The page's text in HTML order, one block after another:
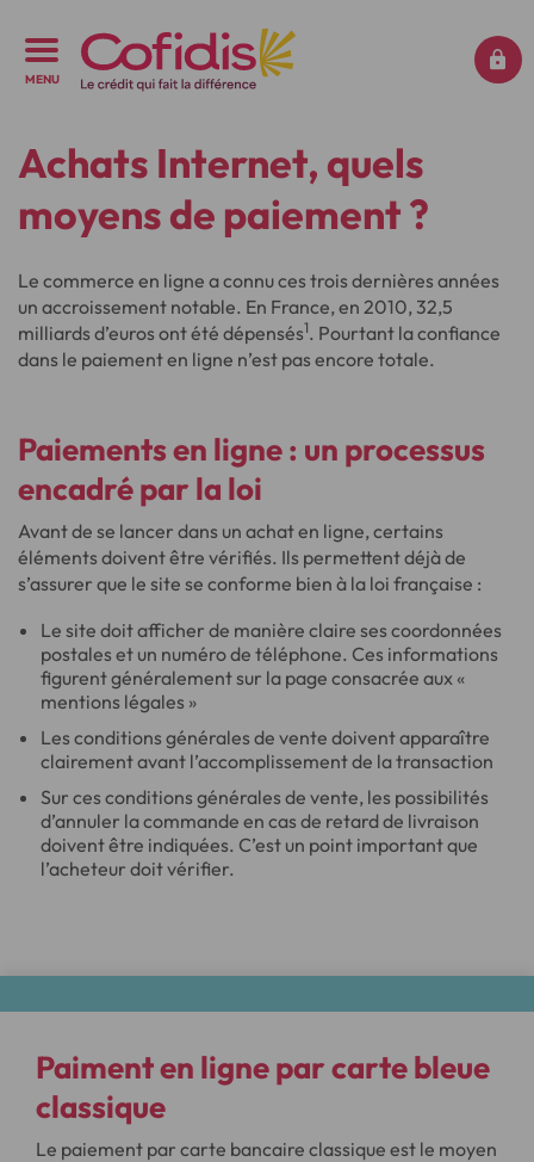
MENU
Achats Internet, quels
moyens de paiement ?
Le commerce en ligne a connu ces trois dernières années
un accroissement notable. En France, en 2010, 32,5
milliards d’euros ont été dépensés1. Pourtant la confiance
dans le paiement en ligne n’est pas encore totale.
Paiements en ligne : un processus
encadré par la loi
Avant de se lancer dans un achat en ligne, certains
éléments doivent être vérifiés. Ils permettent déjà de
s’assurer que le site se conforme bien à la loi française :
Le site doit afficher de manière claire ses coordonnées
postales et un numéro de téléphone. Ces informations
figurent généralement sur la page consacrée aux «
mentions légales »
Les conditions générales de vente doivent apparaître
clairement avant l’accomplissement de la transaction
Sur ces conditions générales de vente, les possibilités
d’annuler la commande en cas de retard de livraison
doivent être indiquées. C’est un point important que
l’acheteur doit vérifier.
Paiment en lignepar carte bleue
classique
Le paiement par carte bancaire classique est le moyen